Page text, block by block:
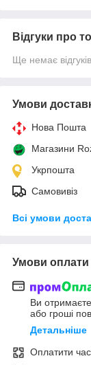
Відгуки про
Ще немає
Умови
Нова Пошта
Магазини
Укрпошта
Самовивіз
Всі умови
Умови оплати
Ви
або гроші
Детальніше
Оплатити